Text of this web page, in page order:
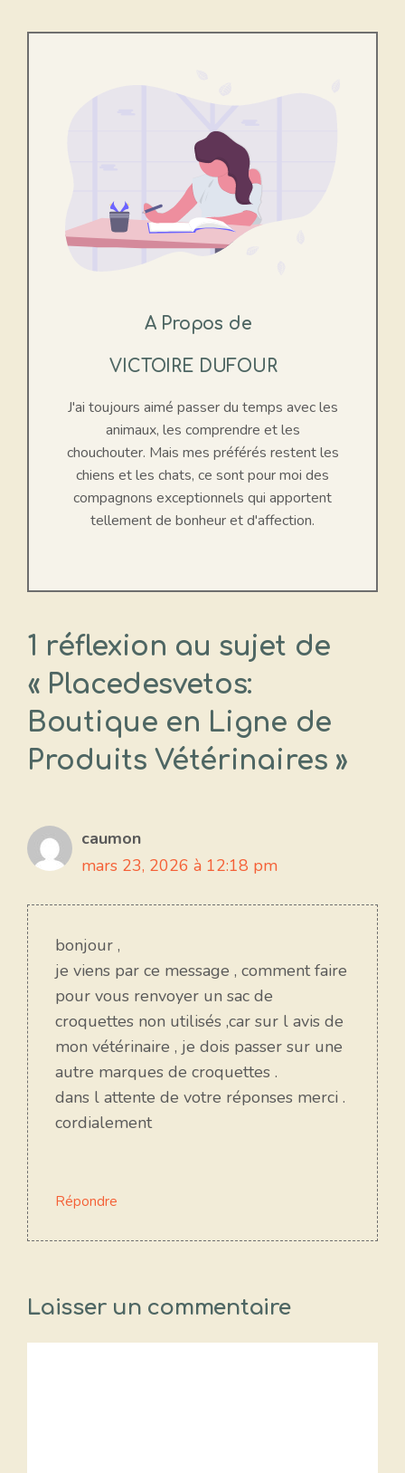
A Propos de
VICTOIRE DUFOUR
J'ai toujours aimé passer du temps avec les
animaux, les comprendre et les
chouchouter. Mais mes préférés restent les
chiens et les chats, ce sont pour moi des
compagnons exceptionnels qui apportent
tellement de bonheur et d'affection.
1 réflexion au sujet de
« Placedesvetos:
Boutique en Ligne de
Produits Vétérinaires »
caumon
mars 23, 2026 à 12:18 pm
bonjour ,
je viens par ce message , comment faire
pour vous renvoyer un sac de
croquettes non utilisés ,car sur l avis de
mon vétérinaire , je dois passer sur une
autre marques de croquettes .
dans l attente de votre réponses merci .
cordialement
Répondre
Laisser un commentaire